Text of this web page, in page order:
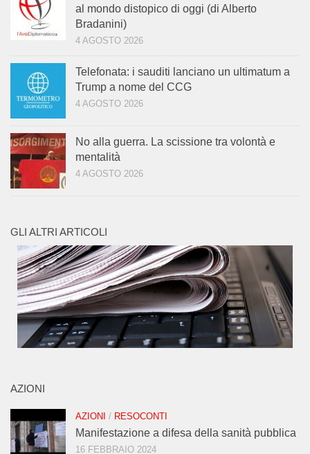
al mondo distopico di oggi (di Alberto
Bradanini)
4 AGOSTO 2026
Telefonata: i sauditi lanciano un ultimatum a
Trump a nome del CCG
4 AGOSTO 2026
No alla guerra. La scissione tra volontà e
mentalità
4 AGOSTO 2026
GLI ALTRI ARTICOLI
AZIONI
AZIONI / RESOCONTI
Manifestazione a difesa della sanità pubblica
16 FEBBRAIO 2024